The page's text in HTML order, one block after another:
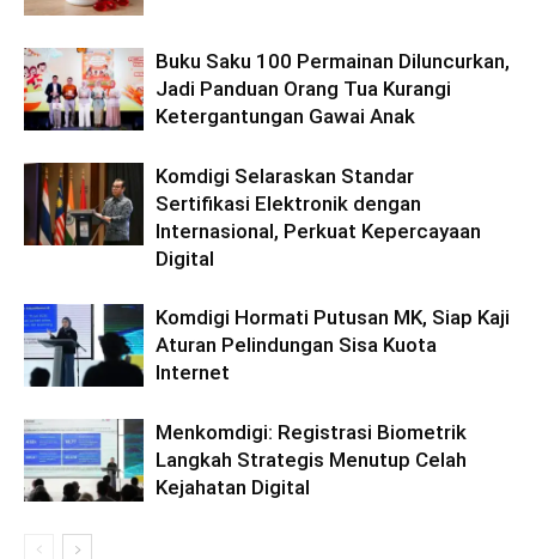
Buku Saku 100 Permainan Diluncurkan,
Jadi Panduan Orang Tua Kurangi
Ketergantungan Gawai Anak
Komdigi Selaraskan Standar
Sertifikasi Elektronik dengan
Internasional, Perkuat Kepercayaan
Digital
Komdigi Hormati Putusan MK, Siap Kaji
Aturan Pelindungan Sisa Kuota
Internet
Menkomdigi: Registrasi Biometrik
Langkah Strategis Menutup Celah
Kejahatan Digital